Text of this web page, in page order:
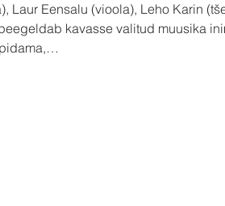
Laur Eensalu (vioola), Leho Karin
kavasse valitud muusika